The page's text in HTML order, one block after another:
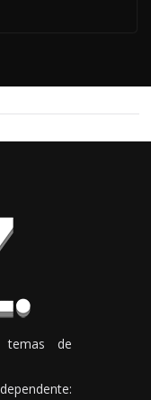
temas de